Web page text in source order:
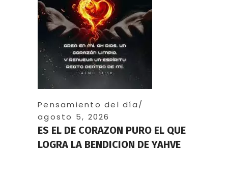
Pensamiento del día
agosto 5, 2026
ES EL DE CORAZON PURO EL QUE
LOGRA LA BENDICION DE YAHVE